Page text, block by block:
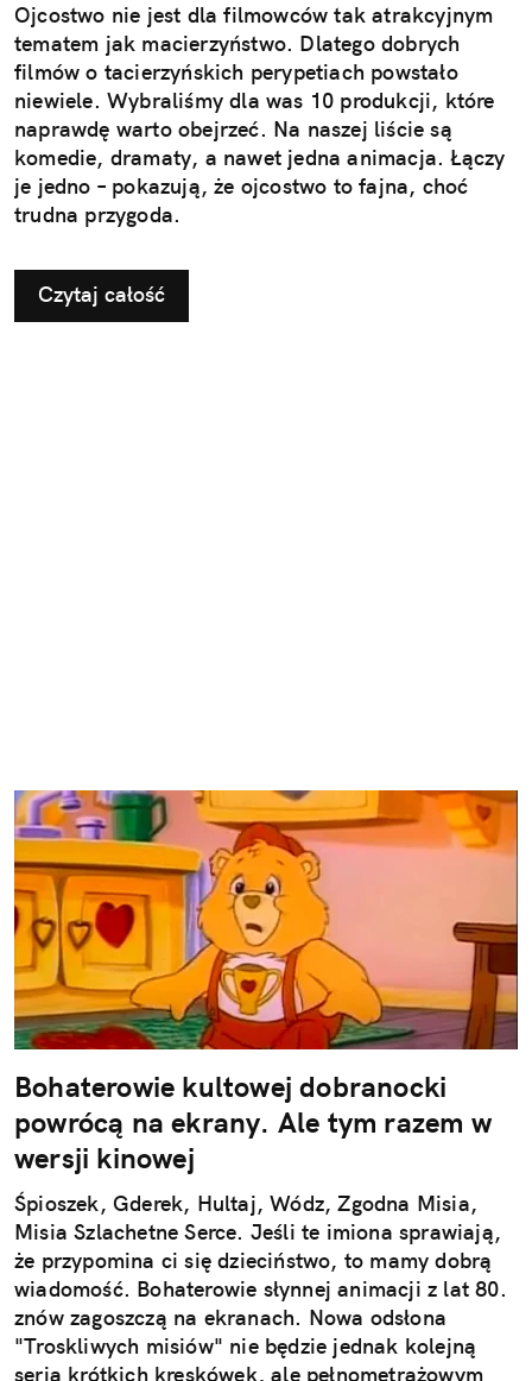
Ojcostwo nie jest dla filmowców tak atrakcyjnym
tematem jak macierzyństwo. Dlatego dobrych
filmów o tacierzyńskich perypetiach powstało
niewiele. Wybraliśmy dla was 10 produkcji, które
naprawdę warto obejrzeć. Na naszej liście są
komedie, dramaty, a nawet jedna animacja. Łączy
je jedno – pokazują, że ojcostwo to fajna, choć
trudna przygoda.
Czytaj całość
Bohaterowie kultowej dobranocki
powrócą na ekrany. Ale tym razem w
wersji kinowej
Śpioszek, Gderek, Hultaj, Wódz, Zgodna Misia,
Misia Szlachetne Serce. Jeśli te imiona sprawiają,
że przypomina ci się dzieciństwo, to mamy dobrą
wiadomość. Bohaterowie słynnej animacji z lat 80.
znów zagoszczą na ekranach. Nowa odsłona
"Troskliwych misiów" nie będzie jednak kolejną
serią krótkich kreskówek, ale pełnometrażowym